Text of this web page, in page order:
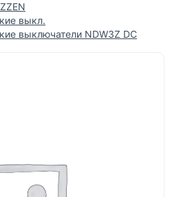
выкл.
выключатели NDW3Z DC